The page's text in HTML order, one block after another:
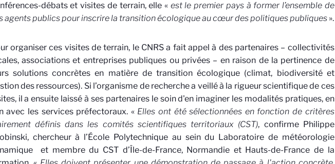
débats et visites de terrain, elle « est le premier pays à former l’ensemble de
agents publics pour inscrire la transition écologique au cœur des politiques publiques».
organiser ces visites de terrain, le CNRS a fait appel à des partenaires – collectivités
associations et entreprises publiques ou privées – en raison de la pertinence de
solutions concrètes en matière de transition écologique (climat, biodiversité et
des ressources). Si l’organisme de recherche a veillé à la rigueur scientifique de ces
il a ensuite laissé à ses partenaires le soin d'en imaginer les modalités pratiques, en
avec les services préfectoraux. « Elles ont été sélectionnées en fonction de critères
définis dans les comités scientifiques territoriaux (CST), confirme Philippe
chercheur à l’École Polytechnique au sein du Laboratoire de météorologie
et membre du CST d’Île-de-France, Normandie et Hauts-de-France de la